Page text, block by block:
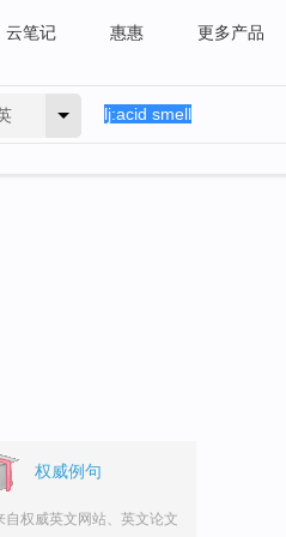
云笔记 惠惠 更多产品
权威例句
自权威英文网站、英文论文